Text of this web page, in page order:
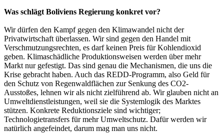
Was schlägt Boliviens Regierung konkret vor?
Wir dürfen den Kampf gegen den Klimawandel nicht der
Privatwirtschaft überlassen. Wir sind gegen den Handel mit
Verschmutzungsrechten, es darf keinen Preis für Kohlendioxid
geben. Klimaschädliche Produktionsweisen werden über mehr
Markt nur gefestigt. Das sind genau die Mechanismen, die uns die
Krise gebracht haben. Auch das REDD-Programm, also Geld für
den Schutz von Regenwaldflächen zur Senkung des CO2-
Ausstoßes, lehnen wir als nicht zielführend ab. Wir glauben nicht an
Umweltdienstleistungen, weil sie die Systemlogik des Marktes
stützen. Konkrete Reduktionsziele sind wichtiger;
Technologietransfers für mehr Umweltschutz. Dafür werden wir
natürlich angefeindet, darum mag man uns nicht.